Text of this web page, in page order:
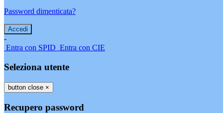
Password dimenticata?
-
Entra con SPID Entra con CIE
Seleziona utente
button close ×
Recupero password